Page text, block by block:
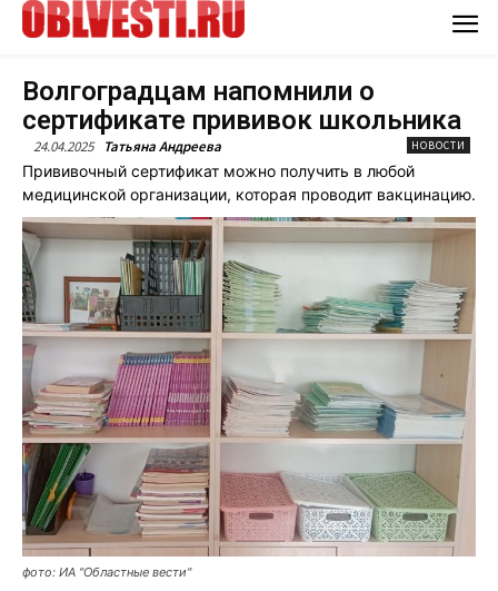
Волгоградцам напомнили о
сертификате прививок школьника
24.04.2025 Татьяна Андреева НОВОСТИ
Прививочный сертификат можно получить в любой
медицинской организации, которая проводит вакцинацию.
фото: ИА "Областные вести"